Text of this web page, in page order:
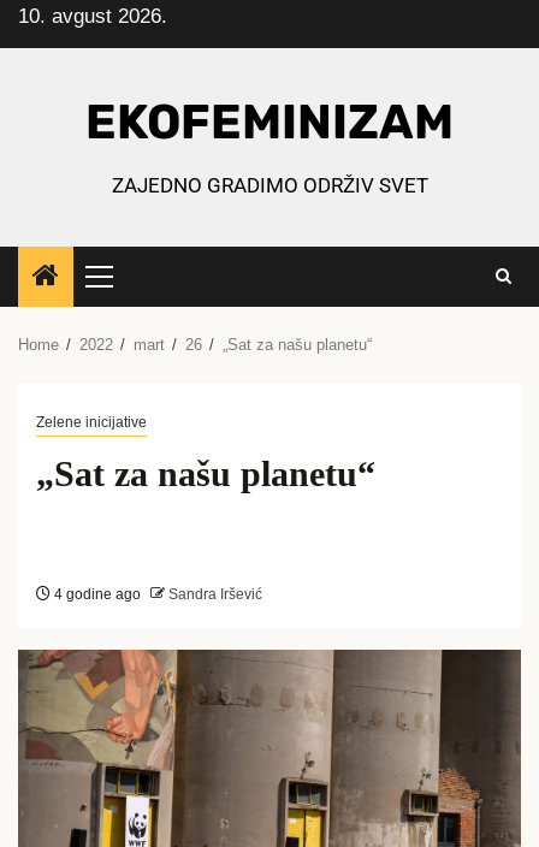
Skip
to
10. avgust 2026.
EKOFEMINIZAM
ZAJEDNO GRADIMO ODRŽIV SVET
Primary
Menu
Home 2022 mart 26 „Sat za našu planetu“
Zelene inicijative
„Sat za našu planetu“
4 godine ago Sandra Iršević